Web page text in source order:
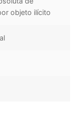
objeto ilícito